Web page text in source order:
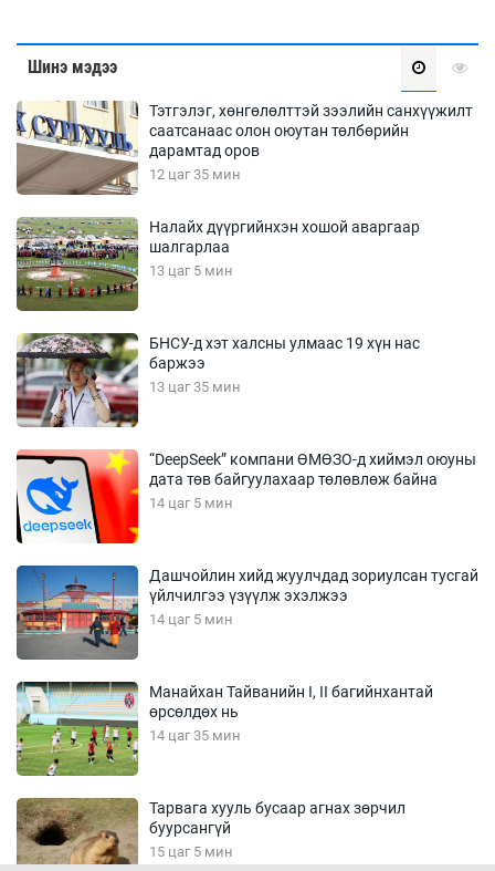
Шинэ мэдээ
Тэтгэлэг, хөнгөлөлттэй зээлийн санхүүжилт
саатсанаас олон оюутан төлбөрийн
дарамтад оров
12 цаг 35 мин
Налайх дүүргийнхэн хошой аваргаар
шалгарлаа
13 цаг 5 мин
БНСУ-д хэт халсны улмаас 19 хүн нас
баржээ
13 цаг 35 мин
“DeepSeek” компани ӨМӨЗО-д хиймэл оюуны
дата төв байгуулахаар төлөвлөж байна
14 цаг 5 мин
Дашчойлин хийд жуулчдад зориулсан тусгай
үйлчилгээ үзүүлж эхэлжээ
14 цаг 5 мин
Манайхан Тайванийн I, II багийнхантай
өрсөлдөх нь
14 цаг 35 мин
Тарвага хууль бусаар агнах зөрчил
буурсангүй
15 цаг 5 мин